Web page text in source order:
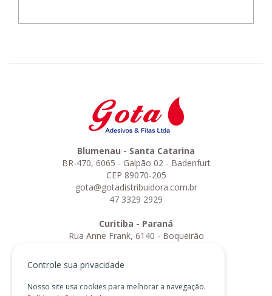
Controle sua privacidade
Nosso site usa cookies para melhorar a navegação.
Blumenau - Santa Catarina
BR-470, 6065 - Galpão 02 - Badenfurt
CEP 89070-205
gota@gotadistribuidora.com.br
47 3329 2929
Curitiba - Paraná
Rua Anne Frank, 6140 - Boqueirão
curitiba@gotadistribuidora.com.br
41 3155 8111